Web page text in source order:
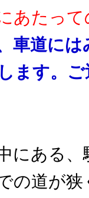
あたって
車道に
ます。
にある
の道が